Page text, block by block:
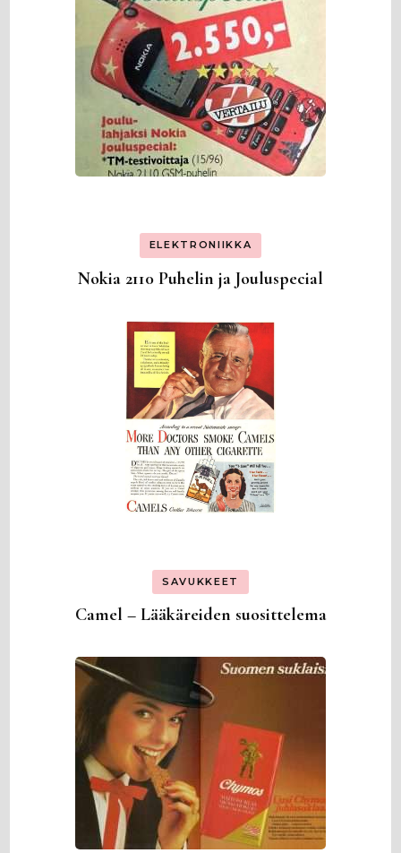
ELEKTRONIIKKA
Nokia 2110 Puhelin ja Jouluspecial
SAVUKKEET
Camel – Lääkäreiden suosittelema